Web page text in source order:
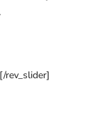
rev_slider]